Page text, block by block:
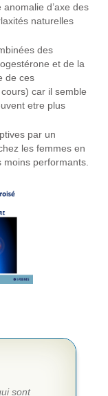
d’axe des
naturelles
des
et de la
de ces
car il semble
etre plus
par un
les femmes en
moins performants.
sont